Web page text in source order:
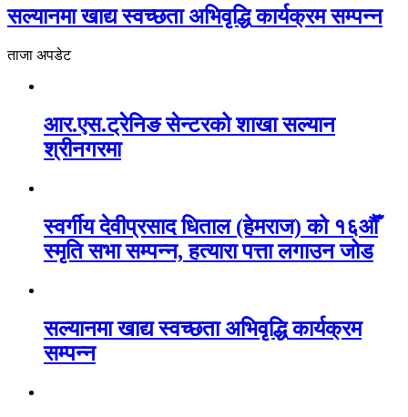
सल्यानमा खाद्य स्वच्छता अभिवृद्धि कार्यक्रम सम्पन्न
ताजा अपडेट
आर.एस.ट्रेनिङ सेन्टरको शाखा सल्यान
श्रीनगरमा
स्वर्गीय देवीप्रसाद धिताल (हेमराज) को १६औँ
स्मृति सभा सम्पन्न, हत्यारा पत्ता लगाउन जोड
सल्यानमा खाद्य स्वच्छता अभिवृद्धि कार्यक्रम
सम्पन्न